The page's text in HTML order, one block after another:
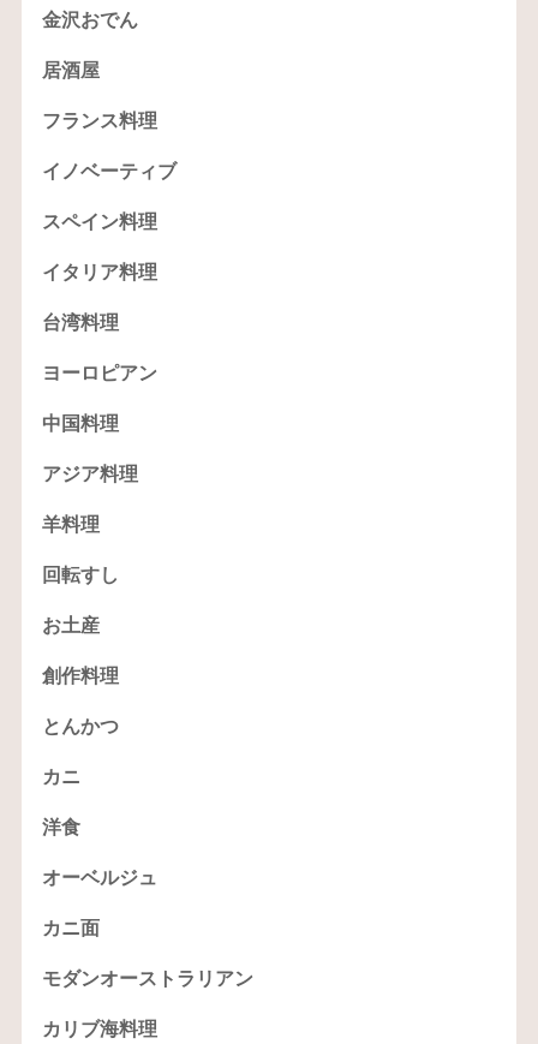
金沢おでん
居酒屋
フランス料理
イノベーティブ
スペイン料理
イタリア料理
台湾料理
ヨーロピアン
中国料理
アジア料理
羊料理
回転すし
お土産
創作料理
とんかつ
カニ
洋食
オーベルジュ
カニ面
モダンオーストラリアン
カリブ海料理